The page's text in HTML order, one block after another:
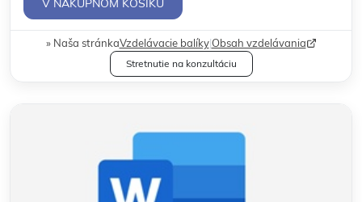
V NÁKUPNOM KOŠÍKU
Naša stránkaVzdelávacie balíky|Obsah vzdelávania
Stretnutie na konzultáciu